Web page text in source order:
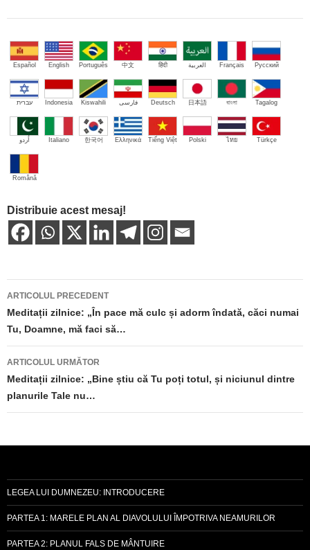
Español English Português 中文 हिंदी العربية Français Русский
עברית Indonesia Kiswahili فارسی Deutsch 日本語 বাংলা Tagalog
اُردو Italiano 한국어 Ελληνικά Tiếng Việt Polski ไทย Türkçe
Română
Distribuie acest mesaj!
Navigare
în
articole
ARTICOLUL PRECEDENT
Meditații zilnice: „În pace mă culc și adorm îndată, căci numai
Tu, Doamne, mă faci să…
ARTICOLUL URMĂTOR
Meditații zilnice: „Bine știu că Tu poți totul, și niciunul dintre
planurile Tale nu…
LEGEA LUI DUMNEZEU: INTRODUCERE
PARTEA 1: MARELE PLAN AL DIAVOLULUI ÎMPOTRIVA NEAMURILOR
PARTEA 2: PLANUL FALS DE MÂNTUIRE